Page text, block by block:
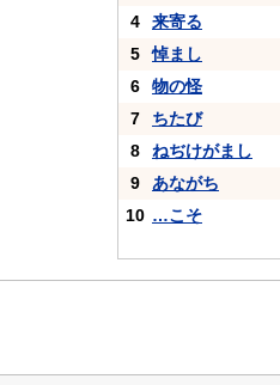
4
来寄る
5
悼まし
6
物の怪
7
ちたび
8
ねぢけがまし
9
あながち
10 …こそ